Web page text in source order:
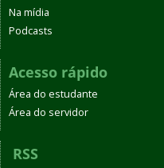
Na mídia
Podcasts
Acesso rápido
Área do estudante
Área do servidor
RSS